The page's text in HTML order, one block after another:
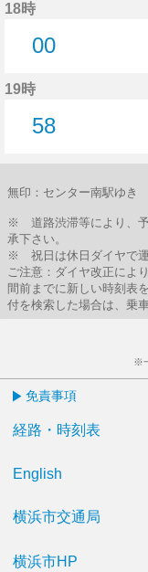
18時
00
19時
58
無印：センター南駅ゆき
※ 道路渋滞等により、予
承下さい。
※ 祝日は休日ダイヤで運
ご注意：ダイヤ改正によ
間前までに新しい時刻表
付を検索した場合は、乗
※
免責事項
経路・時刻表
English
横浜市交通局
横浜市HP